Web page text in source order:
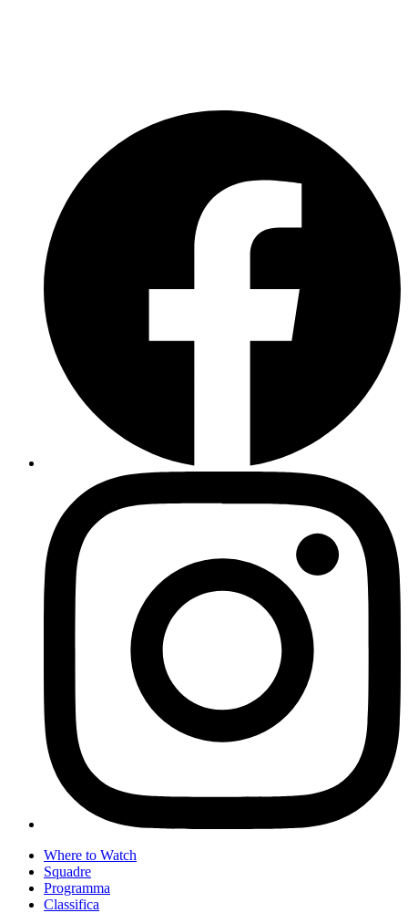
Where to Watch
Squadre
Programma
Classifica